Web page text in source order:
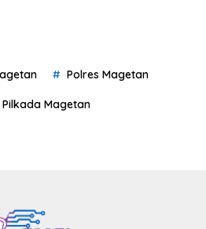
Polres Magetan
Pilkada Magetan